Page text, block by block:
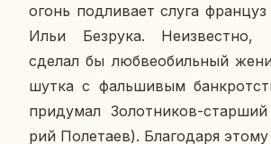
огонь под­ли­ва­ет слуга
Ильи Без­ру­ка. Неиз­вест­но,
сделал бы люб­ве­обиль­ный
шутка с фаль­ши­вым
при­ду­мал Зо­лот­ни­ков-
рий По­ле­та­ев). Бла­го­да­ря